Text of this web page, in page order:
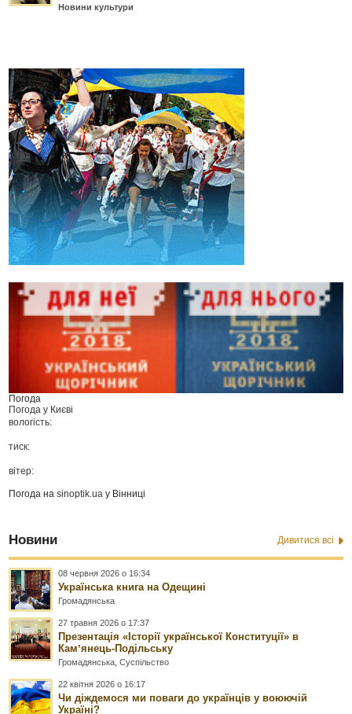
Новини культури
Погода
Погода у Києві
вологість:
тиск:
вітер:
Погода наsinoptik.ua у Вінниці
Новини Дивитися всі
08 червня 2026 о 16:34
Українська книга на Одещині
Громадянська
27 травня 2026 о 17:37
Презентація «Історії української Конституції» в
Камʼянець-Подільську
Громадянська ,Суспільство
22 квітня 2026 о 16:17
Чи діждемося ми поваги до українців у воюючій
Україні?